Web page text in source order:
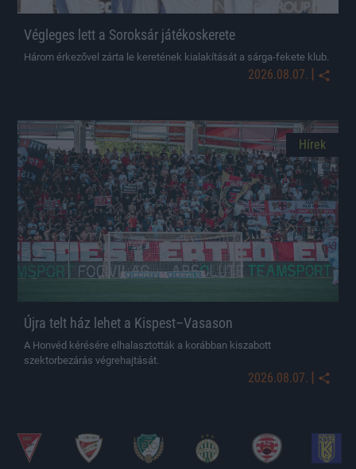
Végleges lett a Soroksár játékoskerete
Három érkezővel zárta le keretének kialakítását a sárga-fekete klub.
2026.08.07. |
Hírek
Újra telt ház lehet a Kispest–Vasason
A Honvéd kérésére elhalasztották a korábban kiszabott
szektorbezárás végrehajtását.
2026.08.07. |